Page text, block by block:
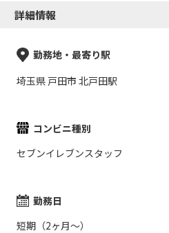
詳細情報
勤務地・最寄り駅
埼玉県 戸田市 北戸田駅
コンビニ種別
セブンイレブンスタッフ
勤務日
短期（2ヶ月～）